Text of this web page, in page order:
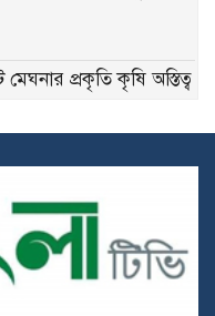
প্রকৃতি কৃষি অস্তিত্ব
স্বীকৃতি: মেঘনা থানার
অতিরিক্ত ৫ মেগাওয়াট
ড. খন্দকার মারুফ